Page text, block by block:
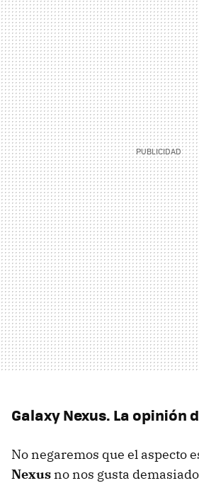
Galaxy Nexus. La opinión
No negaremos que el aspecto
Nexus no nos gusta